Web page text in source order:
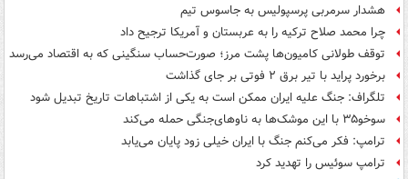
هشدار سرمربی پرسپولیس به جاسوس تیم
چرا محمد صلاح ترکیه را به عربستان و آمریکا ترجیح داد
توقف طولانی کامیون‌ها پشت مرز؛ صورت‌حساب سنگینی که به اقتصاد می‌رسد
برخورد پراید با تیر برق ۲ فوتی بر جای گذاشت
تلگراف: جنگ علیه ایران ممکن است به یکی از اشتباهات تاریخ تبدیل شود
سوخو۳۵ با این موشک‌ها به ناوهای‌جنگی حمله می‌کند
ترامپ: فکر می‌کنم جنگ با ایران خیلی زود پایان می‌یابد
ترامپ سوئیس را تهدید کرد